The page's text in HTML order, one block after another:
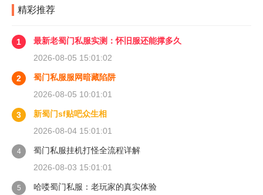
精彩推荐
1
最新老蜀门私服实测：怀旧服还能撑多久
2026-08-05 15:01:02
2
蜀门私服服网暗藏陷阱
2026-08-05 10:01:01
3
新蜀门sf贴吧众生相
2026-08-04 15:01:01
4
蜀门私服挂机打怪全流程详解
2026-08-03 15:01:01
5
哈喽蜀门私服：老玩家的真实体验